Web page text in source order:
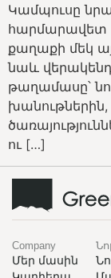
Կամպուսը
հարմարավետ
քաղաքի մեկ
նաև
թաղամասը՝
ու […]
Company
Մեր մասին